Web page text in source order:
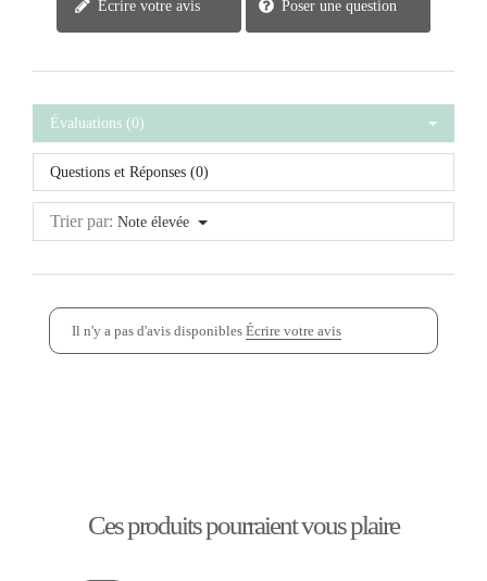
Écrire votre avis Poser une question
Évaluations (0)
Questions et Réponses (0)
Trier par: Note élevée
Il n'y a pas d'avis disponibles Écrire votre avis
Ces produits pourraient vous plaire